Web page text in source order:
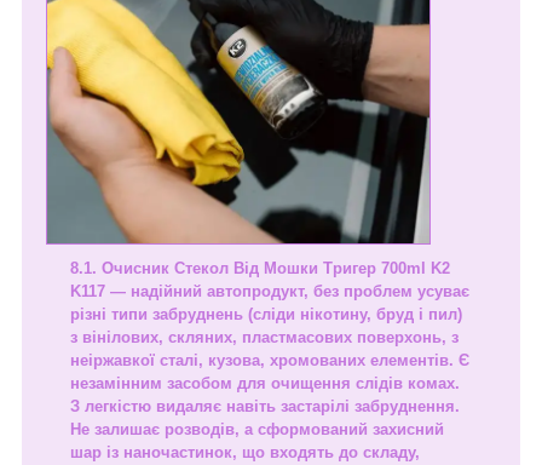
Очисник Стекол Від Мошки Тригер 700ml K2
K117 — надійний автопродукт, без проблем усуває
різні типи забруднень (сліди нікотину, бруд і пил)
з вінілових, скляних, пластмасових поверхонь, з
неіржавкої сталі, кузова, хромованих елементів. Є
незамінним засобом для очищення слідів комах.
З легкістю видаляє навіть застарілі забруднення.
Не залишає розводів, а сформований захисний
шар із наночастинок, що входять до складу,